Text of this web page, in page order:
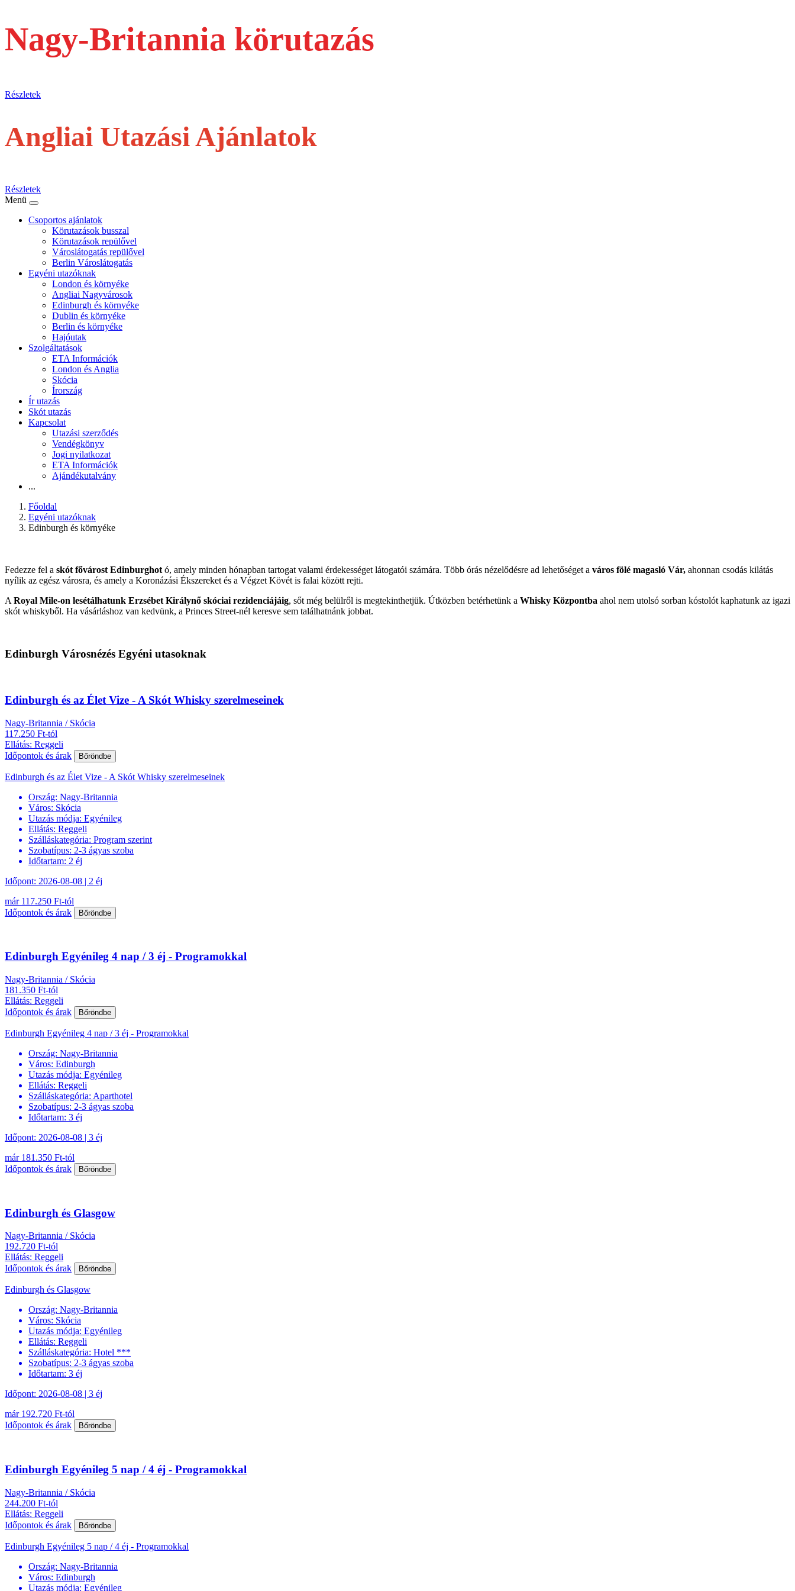
Nagy-Britannia körutazás
Részletek
Angliai Utazási Ajánlatok
Részletek
Menü
Csoportos ajánlatok
Körutazások busszal
Körutazások repülővel
Városlátogatás repülővel
Berlin Városlátogatás
Egyéni utazóknak
London és környéke
Angliai Nagyvárosok
Edinburgh és környéke
Dublin és környéke
Berlin és környéke
Hajóutak
Szolgáltatások
ETA Információk
London és Anglia
Skócia
Írország
Ír utazás
Skót utazás
Kapcsolat
Utazási szerződés
Vendégkönyv
Jogi nyilatkozat
ETA Információk
Ajándékutalvány
...
Főoldal
Egyéni utazóknak
Edinburgh és környéke
Fedezze fel a skót fővárost Edinburghot ó, amely minden hónapban tartogat valami érdekességet látogatói számára. Több órás nézelődésre ad lehetőséget a város fölé magasló Vár, ahonnan csodás kilátás
nyílik az egész városra, és amely a Koronázási Ékszereket és a Végzet Kövét is falai között rejti.
A Royal Mile-on lesétálhatunk Erzsébet Királynő skóciai rezidenciájáig, sőt még belülről is megtekinthetjük. Útközben betérhetünk a Whisky Központba ahol nem utolsó sorban kóstolót kaphatunk az igazi
skót whiskyből. Ha vásárláshoz van kedvünk, a Princes Street-nél keresve sem találhatnánk jobbat.
Edinburgh Városnézés Egyéni utasoknak
Edinburgh és az Élet Vize - A Skót Whisky szerelmeseinek
Nagy-Britannia / Skócia
117.250 Ft-tól
Ellátás: Reggeli
Időpontok és árak
Bőröndbe
Edinburgh és az Élet Vize - A Skót Whisky szerelmeseinek
Ország: Nagy-Britannia
Város: Skócia
Utazás módja: Egyénileg
Ellátás: Reggeli
Szálláskategória: Program szerint
Szobatípus: 2-3 ágyas szoba
Időtartam: 2 éj
Időpont: 2026-08-08 | 2 éj
már 117.250 Ft-tól
Időpontok és árak
Bőröndbe
Edinburgh Egyénileg 4 nap / 3 éj - Programokkal
Nagy-Britannia / Skócia
181.350 Ft-tól
Ellátás: Reggeli
Időpontok és árak
Bőröndbe
Edinburgh Egyénileg 4 nap / 3 éj - Programokkal
Ország: Nagy-Britannia
Város: Edinburgh
Utazás módja: Egyénileg
Ellátás: Reggeli
Szálláskategória: Aparthotel
Szobatípus: 2-3 ágyas szoba
Időtartam: 3 éj
Időpont: 2026-08-08 | 3 éj
már 181.350 Ft-tól
Időpontok és árak
Bőröndbe
Edinburgh és Glasgow
Nagy-Britannia / Skócia
192.720 Ft-tól
Ellátás: Reggeli
Időpontok és árak
Bőröndbe
Edinburgh és Glasgow
Ország: Nagy-Britannia
Város: Skócia
Utazás módja: Egyénileg
Ellátás: Reggeli
Szálláskategória: Hotel ***
Szobatípus: 2-3 ágyas szoba
Időtartam: 3 éj
Időpont: 2026-08-08 | 3 éj
már 192.720 Ft-tól
Időpontok és árak
Bőröndbe
Edinburgh Egyénileg 5 nap / 4 éj - Programokkal
Nagy-Britannia / Skócia
244.200 Ft-tól
Ellátás: Reggeli
Időpontok és árak
Bőröndbe
Edinburgh Egyénileg 5 nap / 4 éj - Programokkal
Ország: Nagy-Britannia
Város: Edinburgh
Utazás módja: Egyénileg